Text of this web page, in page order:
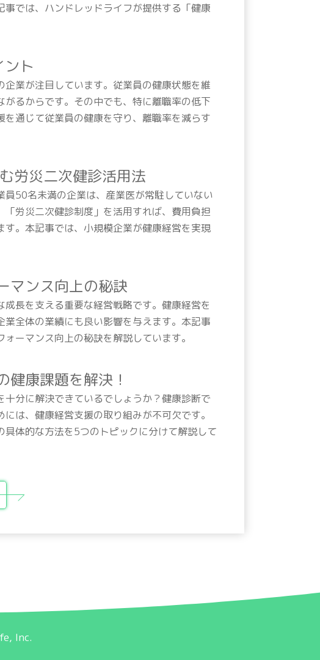
では、ハンドレッドライフが提供する「健康
ト
企業が注目しています。従業員の健康状態を維
るからです。その中でも、特に離職率の低下
通じて従業員の健康を守り、離職率を減らす
労災二次健診活用法
50名未満の企業は、産業医が常駐していない
労災二次健診制度」を活用すれば、費用負担
。本記事では、小規模企業が健康経営を実現
マンス向上の秘訣
長を支える重要な経営戦略です。健康経営を
全体の業績にも良い影響を与えます。本記事
ーマンス向上の秘訣を解説しています。
康課題を解決！
分に解決できているでしょうか？健康診断で
は、健康経営支援の取り組みが不可欠です。
体的な方法を5つのトピックに分けて解説して
Inc.